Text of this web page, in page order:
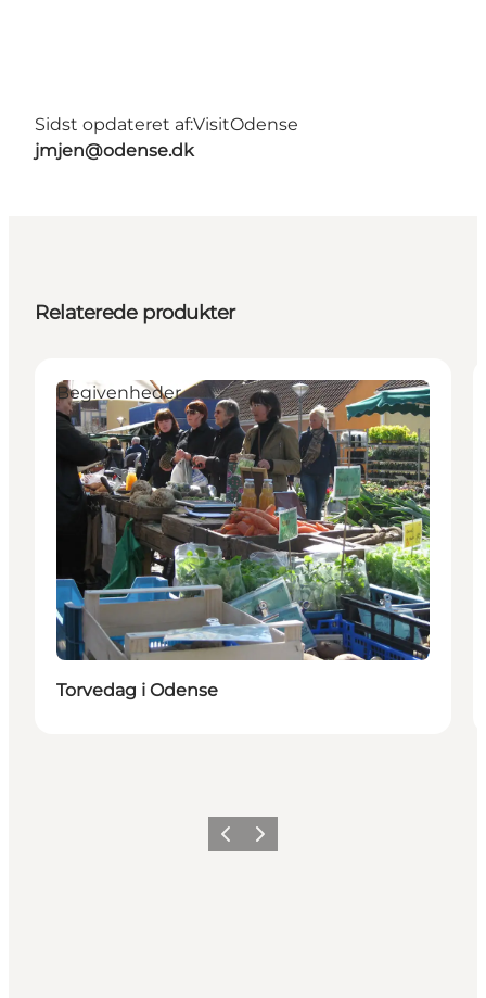
Sidst opdateret af:VisitOdense
jmjen@odense.dk
Relaterede produkter
Begivenheder
Torvedag i Odense
ForrigeNæste